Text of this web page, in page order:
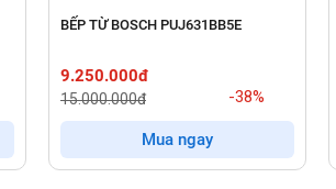
BẾP TỪ BOSCH PUJ631BB5E
9.250.000đ
15.000.000đ -38%
Mua ngay